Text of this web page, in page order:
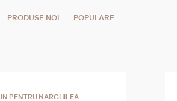
PRODUSE NOI POPULARE
PENTRU NARGHILEA